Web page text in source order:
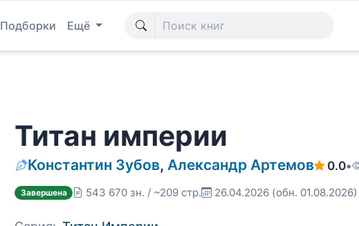
Подборки Ещё
Титан империи
Константин Зубов, Александр Артемов 0.0•
Завершена 543 670 зн. / ~209 стр. 26.04.2026 (обн. 01.08.2026)